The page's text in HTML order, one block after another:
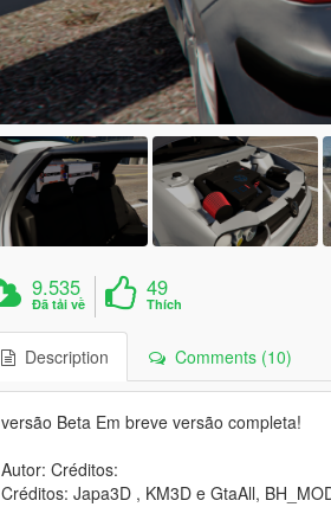
9.535
Đã tải về
49
Thích
Description Comments (10)
versão Beta Em breve versão completa!
Autor: Créditos:
Créditos: Japa3D , KM3D e GtaAll,